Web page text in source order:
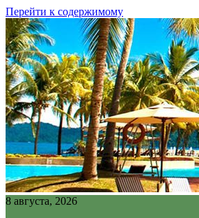
Перейти к содержимому
8 августа, 2026